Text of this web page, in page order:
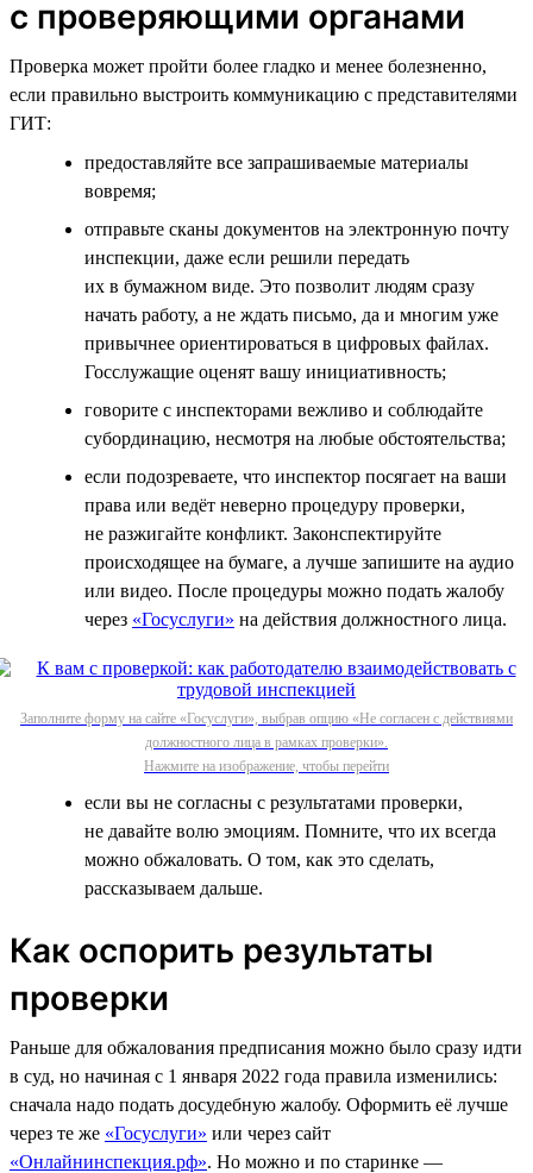
с проверяющими органами
Проверка может пройти более гладко и менее болезненно,
если правильно выстроить коммуникацию с представителями
ГИТ:
предоставляйте все запрашиваемые материалы
вовремя;
отправьте сканы документов на электронную почту
инспекции, даже если решили передать
их в бумажном виде. Это позволит людям сразу
начать работу, а не ждать письмо, да и многим уже
привычнее ориентироваться в цифровых файлах.
Госслужащие оценят вашу инициативность;
говорите с инспекторами вежливо и соблюдайте
субординацию, несмотря на любые обстоятельства;
если подозреваете, что инспектор посягает на ваши
права или ведёт неверно процедуру проверки,
не разжигайте конфликт. Законспектируйте
происходящее на бумаге, а лучше запишите на аудио
или видео. После процедуры можно подать жалобу
через «Госуслуги» на действия должностного лица.
Заполните форму на сайте «Госуслуги», выбрав опцию «Не согласен с действиями
должностного лица в рамках проверки».
Нажмите на изображение, чтобы перейти
если вы не согласны с результатами проверки,
не давайте волю эмоциям. Помните, что их всегда
можно обжаловать. О том, как это сделать,
рассказываем дальше.
Как оспорить результаты
проверки
Раньше для обжалования предписания можно было сразу идти
в суд, но начиная с 1 января 2022 года правила изменились:
сначала надо подать досудебную жалобу. Оформить её лучше
через те же «Госуслуги» или через сайт
«Онлайнинспекция.рф». Но можно и по старинке —